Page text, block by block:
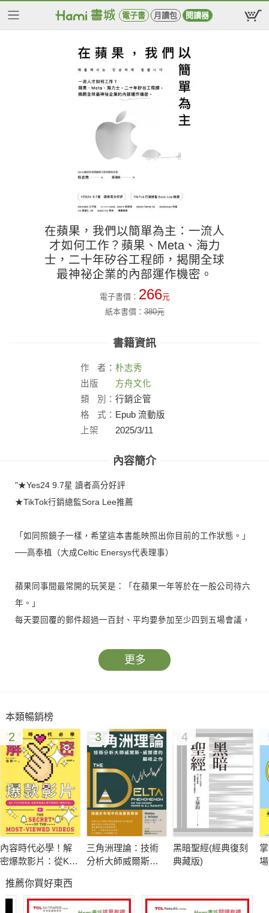
電子書 月讀包 閱讀器
在蘋果，我們以簡單為主：一流人
才如何工作？蘋果、Meta、海力
士，二十年矽谷工程師，揭開全球
最神祕企業的內部運作機密。
電子書價： 266元
紙本書價：380元
書籍資訊
作 者： 朴志秀
出版
社：
方舟文化
類
別： 行銷企管
格
式： Epub 流動版
上架
2025/3/11
內容簡介
"★Yes24 9.7星 讀者高分好評
★TikTok行銷總監Sora Lee推薦
「如同照鏡子一樣，希望這本書能映照出你目前的工作狀態。」
──高奉植（大成Celtic Enersys代表理事）
蘋果同事間最常開的玩笑是：「在蘋果一年等於在一般公司待六
年。」
每天要回覆的郵件超過一百封、平均要參加至少四到五場會議，
在這般繁忙之中，蘋果員工如何實現卓越？
後來在蘋果這個號稱連三個月都難以堅持的地方，工作了四年，
現在則在Meta，擔任擴增實境硬體顯示開發團隊經理。
在頂尖公司經驗豐富的他，透過這本書，詳細介紹了賈伯斯的管
理文化，
從目標設定、溝通、時間管理到提升職業技能的全過程，
不藏私公開在蘋果親身經歷的獨特工作法。
????在蘋果，攻擊是最好的防禦
一般公司認為，愛爭論的員工就像「鬥雞」，是一種麻煩，
不過，想在蘋果生存下去，就必須在所有會議上都發揮影響力！
更多
本類暢銷榜
2
內容時代必學！解
密爆款影片：從K-
度挖掘讓人移不開
眼的「趣味公式」
3
三角洲理論：技術
分析大師威爾斯．
4
黑暗聖經(經典復刻
典藏版)
推薦你買好東西